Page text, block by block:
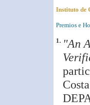
Instituto de
Premios e
1. "An